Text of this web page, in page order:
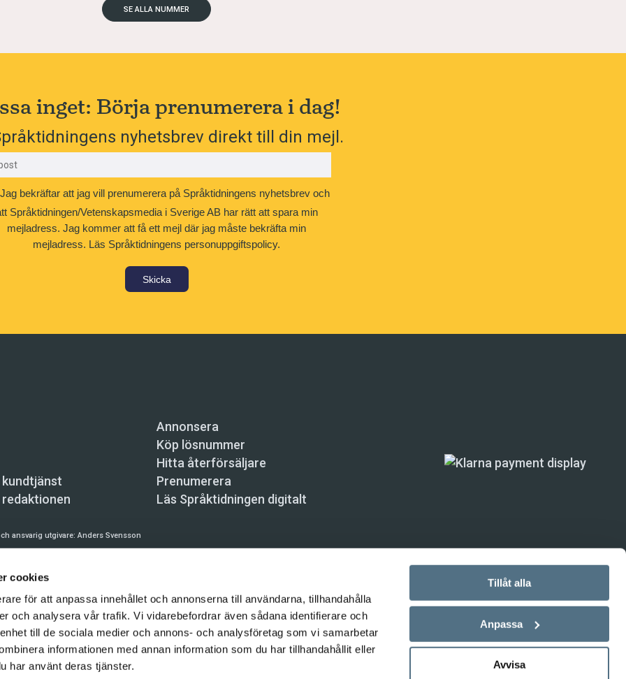
cookies
för att anpassa innehållet och annonserna till användarna, tillhandahålla
och analysera vår trafik. Vi vidarebefordrar även sådana identifierare och
till de sociala medier och annons- och analysföretag som vi samarbetar
informationen med annan information som du har tillhandahållit eller
har använt deras tjänster.
Tillåt alla
Anpassa
Avvisa
SE ALLA NUMMER
inget: Börja prenumerera i dag!
nyhetsbrev direkt till din mejl.
Jag bekräftar att jag vill prenumerera på Språktidningens nyhetsbrev och
Språktidningen/Vetenskapsmedia i Sverige AB har rätt att spara min
mejladress. Jag kommer att få ett mejl där jag måste bekräfta min
mejladress. Läs Språktidningens personuppgiftspolicy.
Skicka
Annonsera
Köp lösnummer
Hitta återförsäljare
Prenumerera
Läs Språktidningen digitalt
ansvarig utgivare:Anders Svensson
08-121 062 34 (vardagar 8–17),
automatiska tjänster och maskinläsbara metoder (robotar, spiders, indexering och liknande) är inte
på denna webbplats är upphovsrättsligt skyddat.
och Vetenskapsmedia i Sverige AB 2026